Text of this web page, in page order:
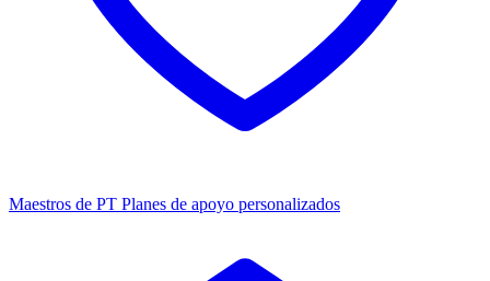
Maestros de PT Planes de apoyo personalizados